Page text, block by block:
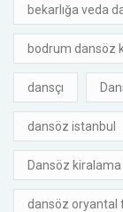
bekarlığa veda
bodrum dansöz
dansçı
dansöz istanbul
Dansöz kiralama
dansöz oryantal